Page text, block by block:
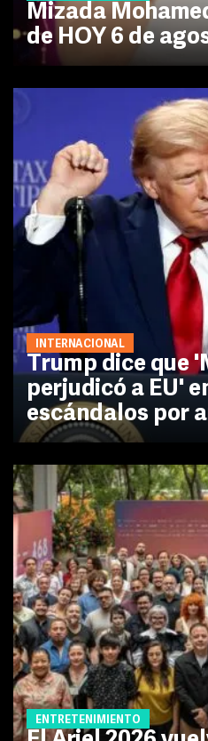
Mizada
de HOY 6 de
INTERNACIONAL
Trump dice que
perjudicó a EU'
escándalos por
ENTRETENIMIENTO